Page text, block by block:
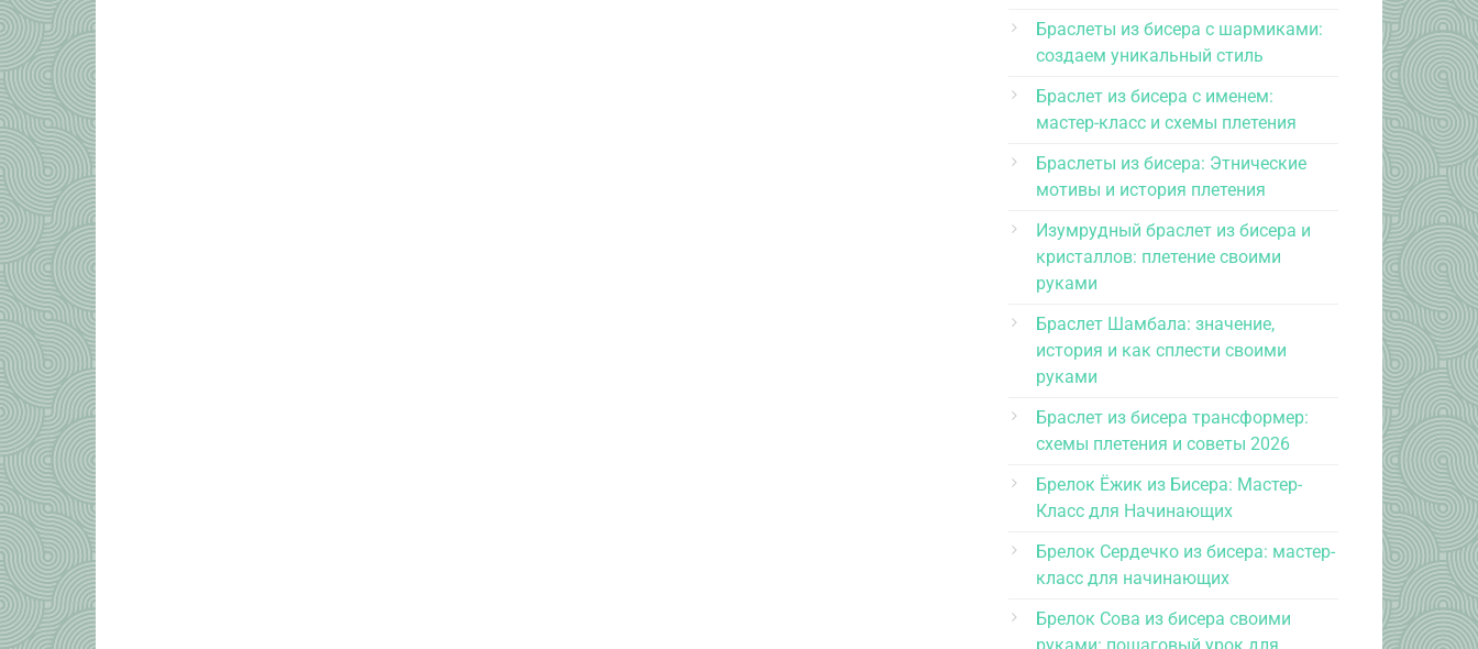
Браслеты из бисера с шармиками:
создаем уникальный стиль
Браслет из бисера с именем:
мастер-класс и схемы плетения
Браслеты из бисера: Этнические
мотивы и история плетения
Изумрудный браслет из бисера и
кристаллов: плетение своими
руками
Браслет Шамбала: значение,
история и как сплести своими
руками
Браслет из бисера трансформер:
схемы плетения и советы 2026
Брелок Ёжик из Бисера: Мастер-
Класс для Начинающих
Брелок Сердечко из бисера: мастер-
класс для начинающих
Брелок Сова из бисера своими